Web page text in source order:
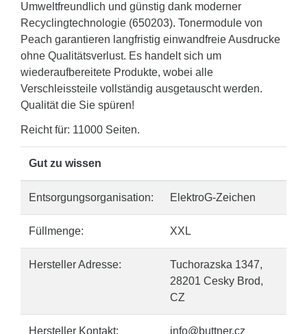
Umweltfreundlich und günstig dank moderner
Recyclingtechnologie (650203). Tonermodule von
Peach garantieren langfristig einwandfreie Ausdrucke
ohne Qualitätsverlust. Es handelt sich um
wiederaufbereitete Produkte, wobei alle
Verschleissteile vollständig ausgetauscht werden.
Qualität die Sie spüren!
Reicht für: 11000 Seiten.
Gut zu wissen
Entsorgungsorganisation: ElektroG-Zeichen
Füllmenge: XXL
Hersteller Adresse:
Tuchorazska 1347,
28201 Cesky Brod,
CZ
Hersteller Kontakt: info@buttner.cz